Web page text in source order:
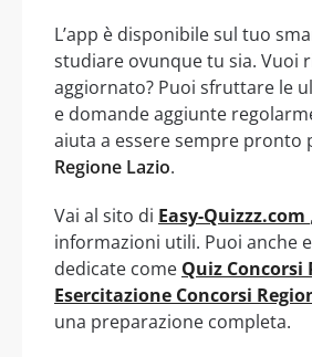
L’app è disponibile sul tuo
studiare ovunque tu sia. Vuoi
aggiornato? Puoi sfruttare le
e domande aggiunte
aiuta a essere sempre pronto
Regione Lazio.
Vai al sito di Easy-Quizzz.com
informazioni utili. Puoi anche
dedicate come Quiz Concorsi
Esercitazione Concorsi
una preparazione completa.